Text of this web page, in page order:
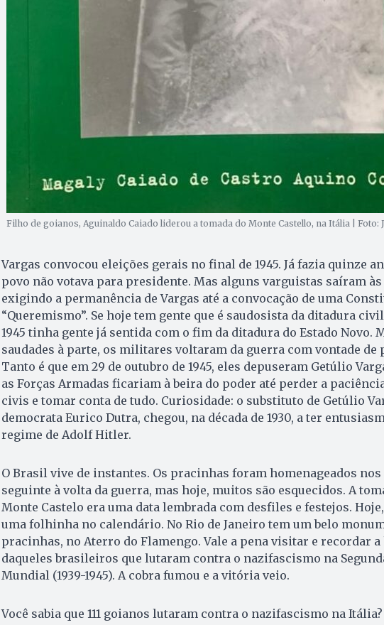
Filho de goianos, Aguinaldo Caiado liderou a tomada do Monte Castello, na Itália | Foto:
Vargas convocou eleições gerais no final de 1945. Já fazia quinze
povo não votava para presidente. Mas alguns varguistas saíram
exigindo a permanência de Vargas até a convocação de uma
“Queremismo”. Se hoje tem gente que é saudosista da ditadura
1945 tinha gente já sentida com o fim da ditadura do Estado Novo.
saudades à parte, os militares voltaram da guerra com vontade de
Tanto é que em 29 de outubro de 1945, eles depuseram Getúlio
as Forças Armadas ficariam à beira do poder até perder a
civis e tomar conta de tudo. Curiosidade: o substituto de Getúlio
democrata Eurico Dutra, chegou, na década de 1930, a ter
regime de Adolf Hitler.
O Brasil vive de instantes. Os pracinhas foram homenageados nos
seguinte à volta da guerra, mas hoje, muitos são esquecidos. A
Monte Castelo era uma data lembrada com desfiles e festejos.
uma folhinha no calendário. No Rio de Janeiro tem um belo
pracinhas, no Aterro do Flamengo. Vale a pena visitar e recordar
daqueles brasileiros que lutaram contra o nazifascismo na
Mundial (1939-1945). A cobra fumou e a vitória veio.
Você sabia que 111 goianos lutaram contra o nazifascismo na Itália?